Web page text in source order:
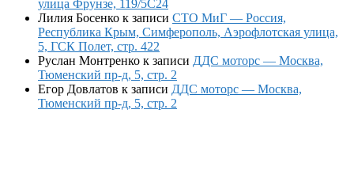
улица Фрунзе, 119/5С24
Лилия Босенко к записи СТО МиГ — Россия,
Республика Крым, Симферополь, Аэрофлотская улица,
5, ГСК Полет, стр. 422
Руслан Монтренко к записи ДДС моторс — Москва,
Тюменский пр-д, 5, стр. 2
Егор Довлатов к записи ДДС моторс — Москва,
Тюменский пр-д, 5, стр. 2